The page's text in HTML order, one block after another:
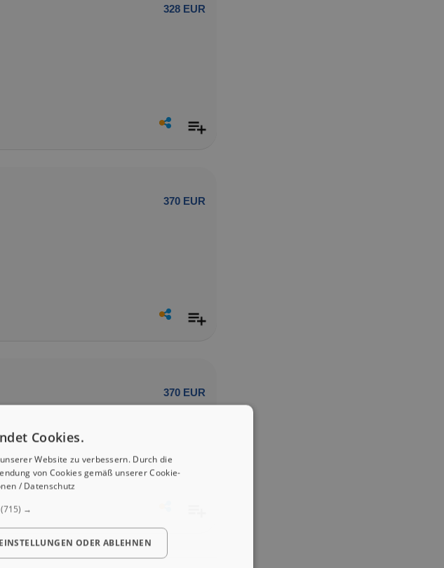
328 EUR
370 EUR
370 EUR
Cookies.
Website zu verbessern. Durch die
von Cookies gemäß unserer Cookie-
/ Datenschutz
(715) →
EINSTELLUNGEN ODER ABLEHNEN